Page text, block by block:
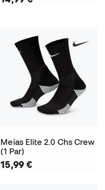
Meias Elite 2.0 Chs Crew
(1 Par)
15,99 €